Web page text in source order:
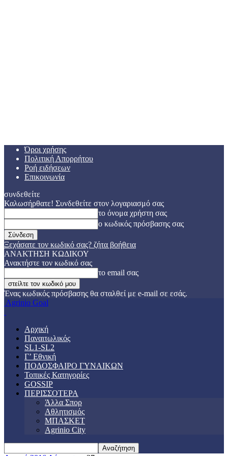
Όροι χρήσης
Πολιτική Απορρήτου
Ροή ειδήσεων
Επικοινωνία
συνδεθείτε
Καλωσήρθατε! Συνδεθείτε στον λογαριασμό σας
το όνομα χρήστη σας
ο κωδικός πρόσβασης σας
Ξεχάσατε τον κωδικό σας? ζήτα βοήθεια
ΑΝΑΚΤΗΣΗ ΚΩΔΙΚΟΥ
Ανακτήστε τον κωδικό σας
το email σας
Ένας κωδικός πρόσβασης θα σταλθεί με e-mail σε εσάς.
Agrinio Goal
Αρχική
Παναιτωλικός
SL1-SL2
Γ’ Εθνική
ΠΟΔΟΣΦΑΙΡΟ ΓΥΝΑΙΚΩΝ
Τοπικές Κατηγορίες
GOSSIP
ΠΕΡΙΣΣΟΤΕΡΑ
Άλλα Σπορ
Αθλητισμός
ΜΠΑΣΚΕΤ
Agrinio City